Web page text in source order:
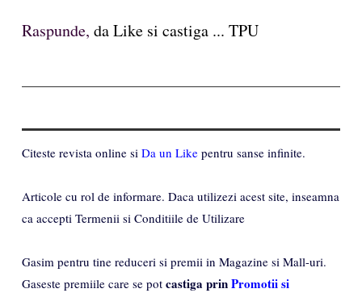
Raspunde, da Like si castiga ... TPU
Citeste revista online si Da un Like pentru sanse infinite.
Articole cu rol de informare. Daca utilizezi acest site, inseamna
ca accepti Termenii si Conditiile de Utilizare
Gasim pentru tine reduceri si premii in Magazine si Mall-uri.
Gaseste premiile care se pot castiga prinPromotii si